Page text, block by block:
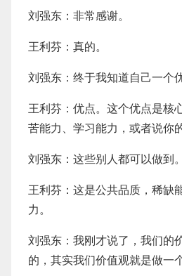
刘强东：非常感谢。
王利芬：真的。
刘强东：终于我知道自己一个
王利芬：优点。这个优点是核
苦能力、学习能力，或者说你
刘强东：这些别人都可以做到。
王利芬：这是公共品质，稀缺
力。
刘强东：我刚才说了，我们的
的，其实我们价值观就是做一